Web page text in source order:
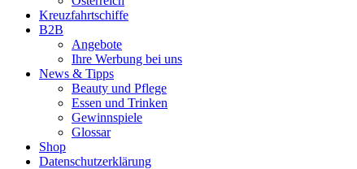
Kreuzfahrtschiffe
B2B
Angebote
Ihre Werbung bei uns
News & Tipps
Beauty und Pflege
Essen und Trinken
Gewinnspiele
Glossar
Shop
Datenschutzerklärung